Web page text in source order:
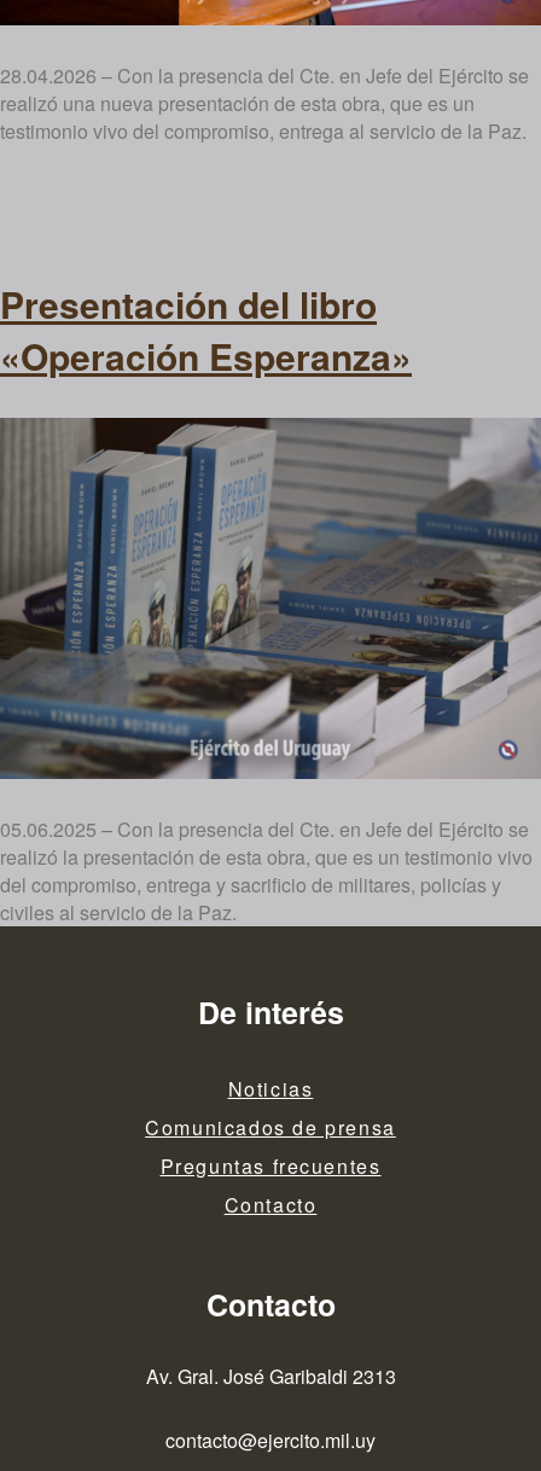
28.04.2026 – Con la presencia del Cte. en Jefe del Ejército se
realizó una nueva presentación de esta obra, que es un
testimonio vivo del compromiso, entrega al servicio de la Paz.
Presentación del libro
«Operación Esperanza»
05.06.2025 – Con la presencia del Cte. en Jefe del Ejército se
realizó la presentación de esta obra, que es un testimonio vivo
del compromiso, entrega y sacrificio de militares, policías y
civiles al servicio de la Paz.
De interés
Noticias
Comunicados de prensa
Preguntas frecuentes
Contacto
Contacto
Av. Gral. José Garibaldi 2313
contacto@ejercito.mil.uy